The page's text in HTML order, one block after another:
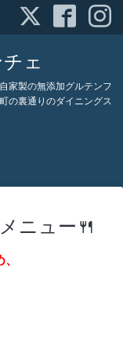
ェ
家製の無添加グルテンフ
の裏通りのダイニングス
ニュー🍴